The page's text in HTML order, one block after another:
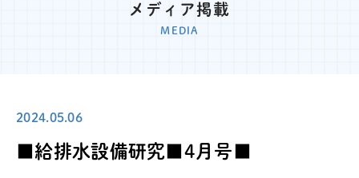
MEDIA
メディア掲載
MEDIA
2024.05.06
■給排水設備研究■4月号■